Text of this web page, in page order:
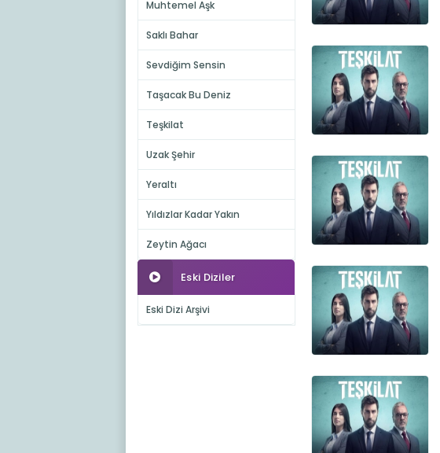
Muhtemel Aşk
Saklı Bahar
Sevdiğim Sensin
Taşacak Bu Deniz
Teşkilat
Uzak Şehir
Yeraltı
Yıldızlar Kadar Yakın
Zeytin Ağacı
Eski Diziler
Eski Dizi Arşivi